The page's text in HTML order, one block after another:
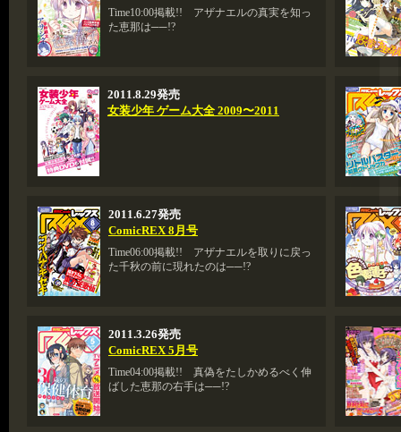
Time10:00掲載!! アザナエルの真実を知っ
た恵那は──!?
2011.8.29発売
女装少年 ゲーム大全 2009〜2011
2011.6.27発売
ComicREX 8月号
Time06:00掲載!! アザナエルを取りに戻っ
た千秋の前に現れたのは──!?
2011.3.26発売
ComicREX 5月号
Time04:00掲載!! 真偽をたしかめるべく伸
ばした恵那の右手は──!?